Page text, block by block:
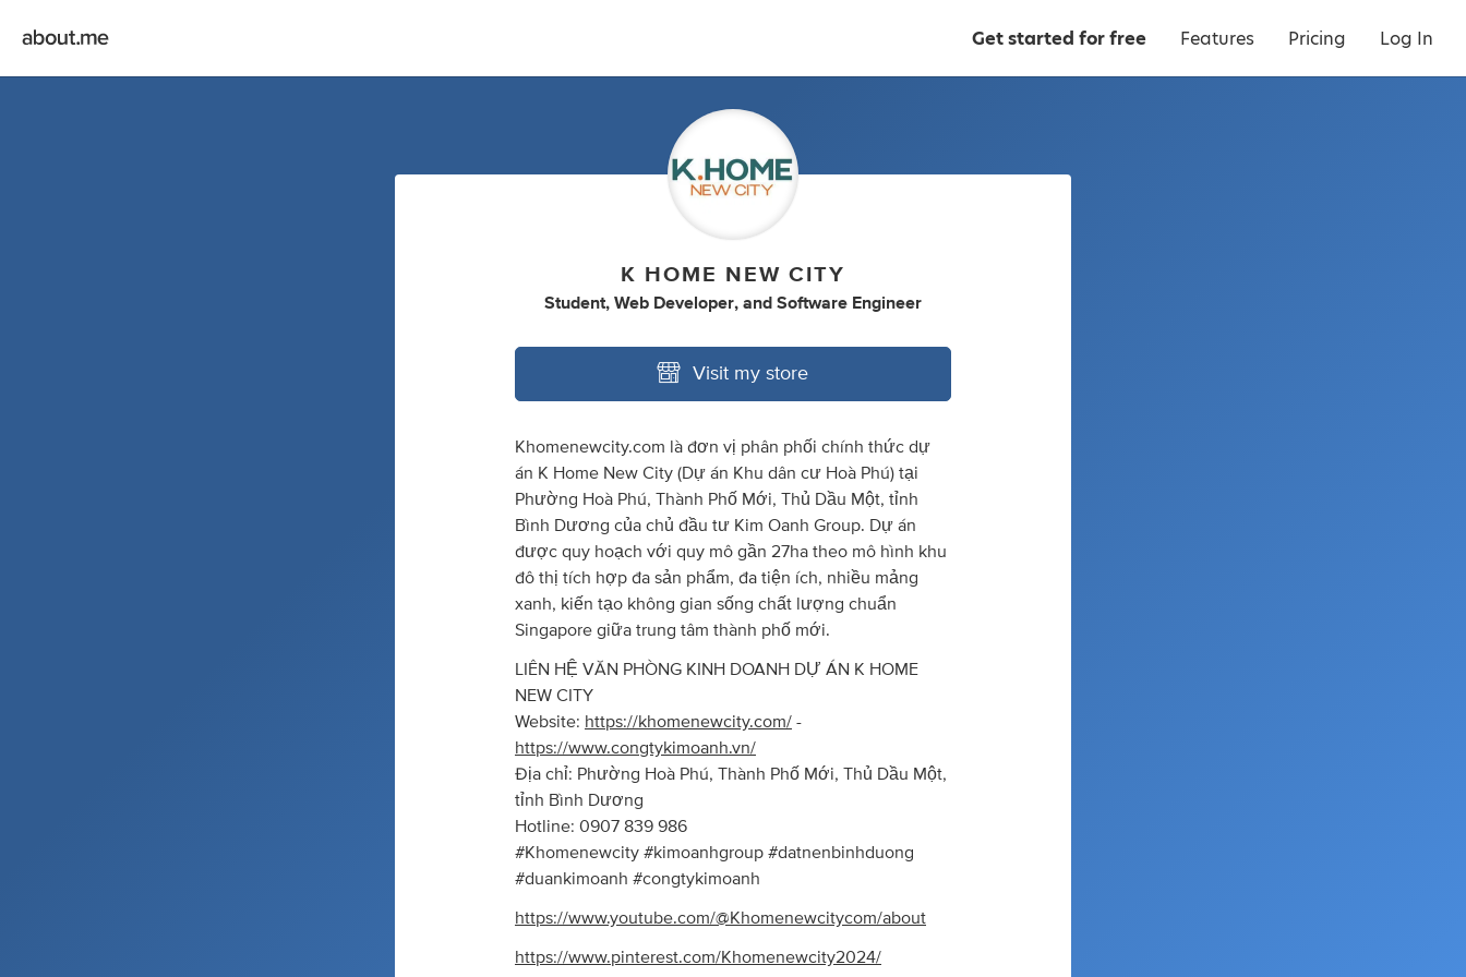
Get started for free Features Pricing Log In
K HOME NEW CITY
Student, Web Developer, and Software Engineer
Visit my store
Khomenewcity.com là đơn vị phân phối chính thức dự
án K Home New City (Dự án Khu dân cư Hoà Phú) tại
Phường Hoà Phú, Thành Phố Mới, Thủ Dầu Một, tỉnh
Bình Dương của chủ đầu tư Kim Oanh Group. Dự án
được quy hoạch với quy mô gần 27ha theo mô hình khu
đô thị tích hợp đa sản phẩm, đa tiện ích, nhiều mảng
xanh, kiến tạo không gian sống chất lượng chuẩn
Singapore giữa trung tâm thành phố mới.
LIÊN HỆ VĂN PHÒNG KINH DOANH DỰ ÁN K HOME
NEW CITY
Website: https://khomenewcity.com/ -
https://www.congtykimoanh.vn/
Địa chỉ: Phường Hoà Phú, Thành Phố Mới, Thủ Dầu Một,
tỉnh Bình Dương
Hotline: 0907 839 986
#Khomenewcity #kimoanhgroup #datnenbinhduong
#duankimoanh #congtykimoanh
https://www.youtube.com/@Khomenewcitycom/about
https://www.pinterest.com/Khomenewcity2024/